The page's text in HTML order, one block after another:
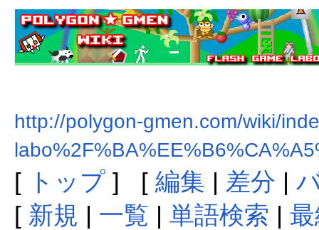
http://polygon-gmen.com/wiki/
[ トップ] [ 編集 | 差分 |
[ 新規 | 一覧 | 単語検索 |